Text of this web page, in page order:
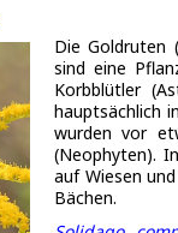
Die Goldruten
sind eine
Korbblütler
hauptsächlich
wurden vor
(Neophyten).
auf Wiesen
Bächen.